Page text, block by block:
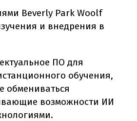
Beverly Park Woolf
и внедрения в
ПО для
обучения,
обмениваться
возможности ИИ